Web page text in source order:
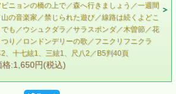
ビニョンの橋の上で／森へ行きましょう／一週間
山の音楽家／禁じられた遊び／線路は続くよどこ
でも／ウシュクダラ／サラスポンダ／木曽節／花
つり／ロンドンデリーの歌／フニクリフニクラ
2、十七絃1、三絃1、尺八2／B5判40頁
格:1,650円(税込)